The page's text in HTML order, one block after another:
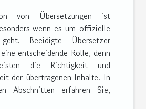
von Übersetzungen ist
wenn es um offizielle
Beeidigte Übersetzer
entscheidende Rolle, denn
die Richtigkeit und
der übertragenen Inhalte. In
Abschnitten erfahren Sie,